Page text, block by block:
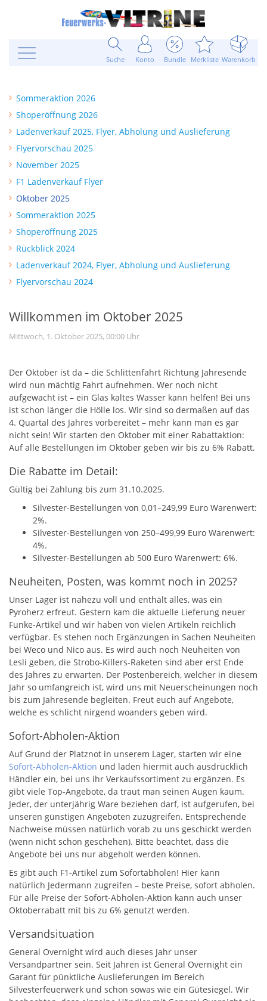
Suche Konto Bundle Merkliste Warenkorb
Sommeraktion 2026
Shoperöffnung 2026
Ladenverkauf 2025, Flyer, Abholung und Auslieferung
Flyervorschau 2025
November 2025
F1 Ladenverkauf Flyer
Oktober 2025
Sommeraktion 2025
Shoperöffnung 2025
Rückblick 2024
Ladenverkauf 2024, Flyer, Abholung und Auslieferung
Flyervorschau 2024
Willkommen im Oktober 2025
Mittwoch, 1. Oktober 2025, 00:00 Uhr
Der Oktober ist da – die Schlittenfahrt Richtung Jahresende
wird nun mächtig Fahrt aufnehmen. Wer noch nicht
aufgewacht ist – ein Glas kaltes Wasser kann helfen! Bei uns
ist schon länger die Hölle los. Wir sind so dermaßen auf das
4. Quartal des Jahres vorbereitet – mehr kann man es gar
nicht sein! Wir starten den Oktober mit einer Rabattaktion:
Auf alle Bestellungen im Oktober geben wir bis zu 6% Rabatt.
Die Rabatte im Detail:
Gültig bei Zahlung bis zum 31.10.2025.
Silvester-Bestellungen von 0,01–249,99 Euro Warenwert:
2%.
Silvester-Bestellungen von 250–499,99 Euro Warenwert:
4%.
Silvester-Bestellungen ab 500 Euro Warenwert: 6%.
Neuheiten, Posten, was kommt noch in 2025?
Unser Lager ist nahezu voll und enthält alles, was ein
Pyroherz erfreut. Gestern kam die aktuelle Lieferung neuer
Funke-Artikel und wir haben von vielen Artikeln reichlich
verfügbar. Es stehen noch Ergänzungen in Sachen Neuheiten
bei Weco und Nico aus. Es wird auch noch Neuheiten von
Lesli geben, die Strobo-Killers-Raketen sind aber erst Ende
des Jahres zu erwarten. Der Postenbereich, welcher in diesem
Jahr so umfangreich ist, wird uns mit Neuerscheinungen noch
bis zum Jahresende begleiten. Freut euch auf Angebote,
welche es schlicht nirgend woanders geben wird.
Sofort-Abholen-Aktion
Auf Grund der Platznot in unserem Lager, starten wir eine
Sofort-Abholen-Aktion und laden hiermit auch ausdrücklich
Händler ein, bei uns ihr Verkaufssortiment zu ergänzen. Es
gibt viele Top-Angebote, da traut man seinen Augen kaum.
Jeder, der unterjährig Ware beziehen darf, ist aufgerufen, bei
unseren günstigen Angeboten zuzugreifen. Entsprechende
Nachweise müssen natürlich vorab zu uns geschickt werden
(wenn nicht schon geschehen). Bitte beachtet, dass die
Angebote bei uns nur abgeholt werden können.
Es gibt auch F1-Artikel zum Sofortabholen! Hier kann
natürlich Jedermann zugreifen – beste Preise, sofort abholen.
Für alle Preise der Sofort-Abholen-Aktion kann auch unser
Oktoberrabatt mit bis zu 6% genutzt werden.
Versandsituation
General Overnight wird auch dieses Jahr unser
Versandpartner sein. Seit Jahren ist General Overnight ein
Garant für pünktliche Auslieferungen im Bereich
Silvesterfeuerwerk und schon sowas wie ein Gütesiegel. Wir